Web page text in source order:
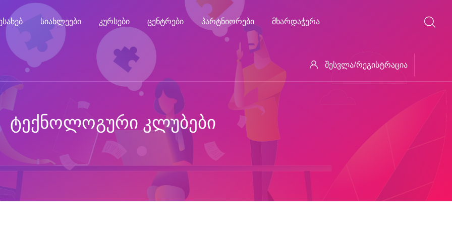
ᲡᲘᲐᲮᲚᲔᲔᲑᲘ ᲙᲣᲠᲡᲔᲑᲘ ᲪᲔᲜᲢᲠᲔᲑᲘ ᲞᲐᲠᲢᲜᲘᲝᲠᲔᲑᲘ ᲛᲮᲐᲠᲓᲐᲭᲔᲠᲐ
შესვლა/რეგისტრაცია
ᲢᲔᲥᲜᲝᲚᲝᲒᲣᲠᲘ ᲙᲚᲣᲑᲔᲑᲘ